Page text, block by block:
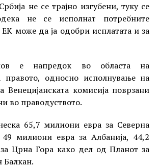
не се трајно изгубени, туку се
не се исполнат потребните
може да ја одобри исплатата и за
е напредок во областа на
правото, односно исполнување на
Венецијанската комисија поврзани
во праводуството.
65,7 милиони евра за Северна
49 милиони евра за Албанија, 44,2
Црна Гора како дел од Планот за
Балкан.